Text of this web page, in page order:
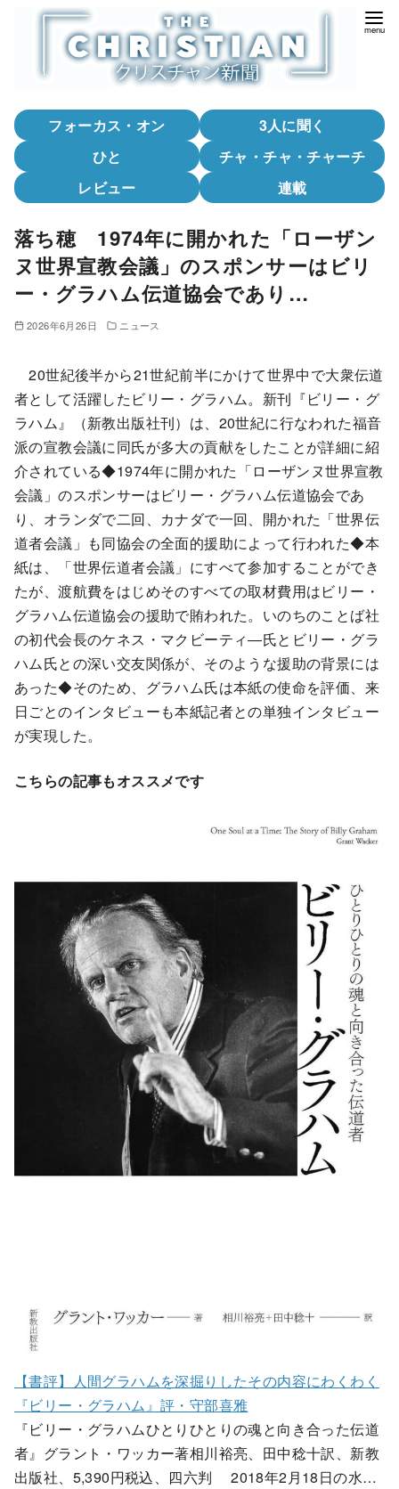
フォーカス・オン
3人に聞く
ひと
チャ・チャ・チャーチ
レビュー
連載
落ち穂 1974年に開かれた「ローザン
ヌ世界宣教会議」のスポンサーはビリ
ー・グラハム伝道協会であり…
2026年6月26日 ニュース
20世紀後半から21世紀前半にかけて世界中で大衆伝道
者として活躍したビリー・グラハム。新刊『ビリー・グ
ラハム』（新教出版社刊）は、20世紀に行なわれた福音
派の宣教会議に同氏が多大の貢献をしたことが詳細に紹
介されている◆1974年に開かれた「ローザンヌ世界宣教
会議」のスポンサーはビリー・グラハム伝道協会であ
り、オランダで二回、カナダで一回、開かれた「世界伝
道者会議」も同協会の全面的援助によって行われた◆本
紙は、「世界伝道者会議」にすべて参加することができ
たが、渡航費をはじめそのすべての取材費用はビリー・
グラハム伝道協会の援助で賄われた。いのちのことば社
の初代会長のケネス・マクビーティ―氏とビリー・グラ
ハム氏との深い交友関係が、そのような援助の背景には
あった◆そのため、グラハム氏は本紙の使命を評価、来
日ごとのインタビューも本紙記者との単独インタビュー
が実現した。
こちらの記事もオススメです
【書評】人間グラハムを深掘りしたその内容にわくわく
『ビリー・グラハム』評・守部喜雅
『ビリー・グラハムひとりひとりの魂と向き合った伝道
者』グラント・ワッカー著相川裕亮、田中稔十訳、新教
出版社、5,390円税込、四六判 2018年2月18日の水…